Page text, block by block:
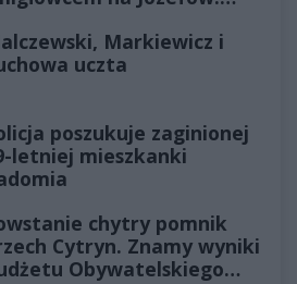
Markiewicz i
uczta
poszukuje zaginionej
letniej mieszkanki
chytry pomnik
Cytryn. Znamy wyniki
Obywatelskiego